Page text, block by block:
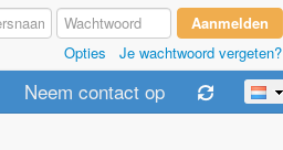
Opties Je wachtwoord vergeten?
Neem contact op